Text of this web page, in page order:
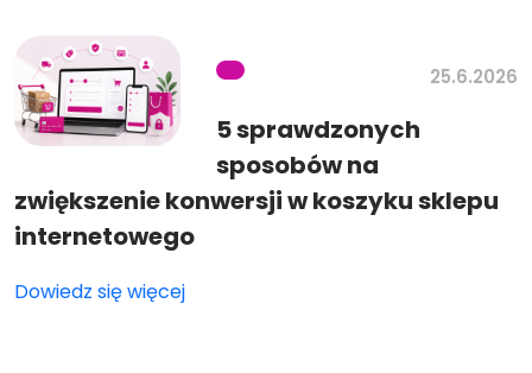
25.6.2026
5 sprawdzonych
sposobów na
zwiększenie konwersji w koszyku sklepu
internetowego
Dowiedz się więcej